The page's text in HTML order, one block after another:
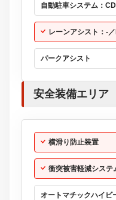
自動駐車システム：
レーンアシスト：-
パークアシスト
安全装備エリア
横滑り防止装置
衝突被害軽減システ
オートマチックハイビ